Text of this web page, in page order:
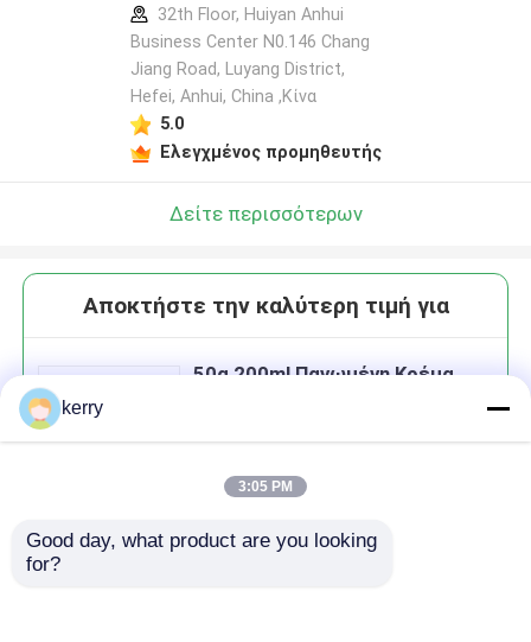
32th Floor, Huiyan Anhui
Business Center N0.146 Chang
Jiang Road, Luyang District,
Hefei, Anhui, China ,Κίνα
5.0
Ελεγχμένος προμηθευτής
Δείτε περισσότερων
Αποκτήστε την καλύτερη τιμή για
50g 200ml Παγωμένη Κρέμα
Να συνεχίσει
kerry
3:05 PM
Good day, what product are you looking
for?